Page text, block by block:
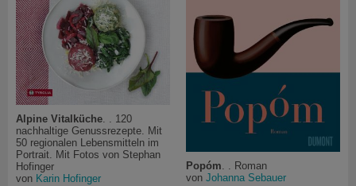
Alpine Vitalküche. . 120
nachhaltige Genussrezepte. Mit
50 regionalen Lebensmitteln im
Portrait. Mit Fotos von Stephan
Hofinger
von Karin Hofinger
Popóm. . Roman
von Johanna Sebauer